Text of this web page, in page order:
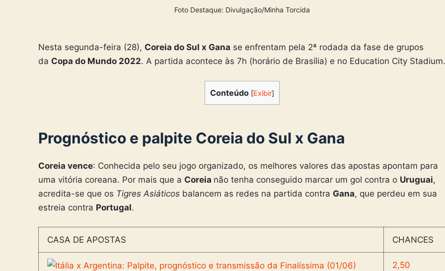
Foto Destaque: Divulgação/Minha Torcida
Nesta segunda-feira (28), Coreia do Sul x Gana se enfrentam pela 2ª rodada da fase de grupos
da Copa do Mundo 2022. A partida acontece às 7h (horário de Brasília) e no Education City Stadium.
Conteúdo [Exibir]
Prognóstico e palpite Coreia do Sul x Gana
Coreia vence: Conhecida pelo seu jogo organizado, os melhores valores das apostas apontam para
uma vitória coreana. Por mais que a Coreia não tenha conseguido marcar um gol contra o Uruguai,
acredita-se que os Tigres Asiáticos balancem as redes na partida contra Gana, que perdeu em sua
estreia contra Portugal.
CASA DE APOSTAS CHANCES
2,50